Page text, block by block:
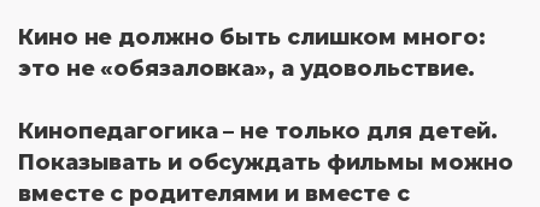
Кино не должно быть слишком много:
это не «обязаловка», а удовольствие.
Кинопедагогика – не только для детей.
Показывать и обсуждать фильмы можно
вместе с родителями и вместе с